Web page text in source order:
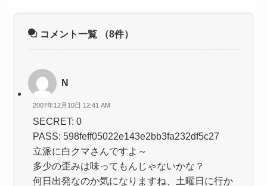
コメント一覧 （8件）
N
2007年12月10日 12:41 AM
SECRET: 0
PASS: 598feff05022e143e2bb3fa232df5c27
立派に白クマさんですよ～
多少の歪みは味ってもんじゃないかな？
何日出発なのか気になりますね、土曜日に行か